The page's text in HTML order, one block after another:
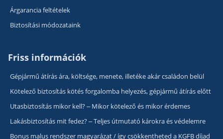
Árgarancia feltételek
Biztosítási módozataink
Friss információk
Gépjármű átírás ára, költsége, menete, illetéke akár családon belül
Kötelező biztosítás kötés forgalomba helyezés, gépjármű átírás előtt
Utasbiztosítás mikor kell? – Mikor kötelező és mikor érdemes
Lakásbiztosítás mit fedez? – Teljes útmutató károkra és védelemre
Bonus malus rendszer magyarázat / így csökkentheted a KGFB díjad